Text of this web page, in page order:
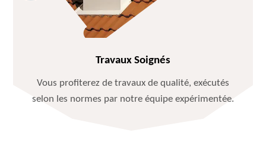
Travaux Soignés
Vous profiterez de travaux de qualité, exécutés
selon les normes par notre équipe expérimentée.